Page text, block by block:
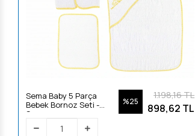
Sema Baby 5 Parça
Bebek Bornoz Seti -
Sarı
%25
1.198,16 TL
898,62 TL